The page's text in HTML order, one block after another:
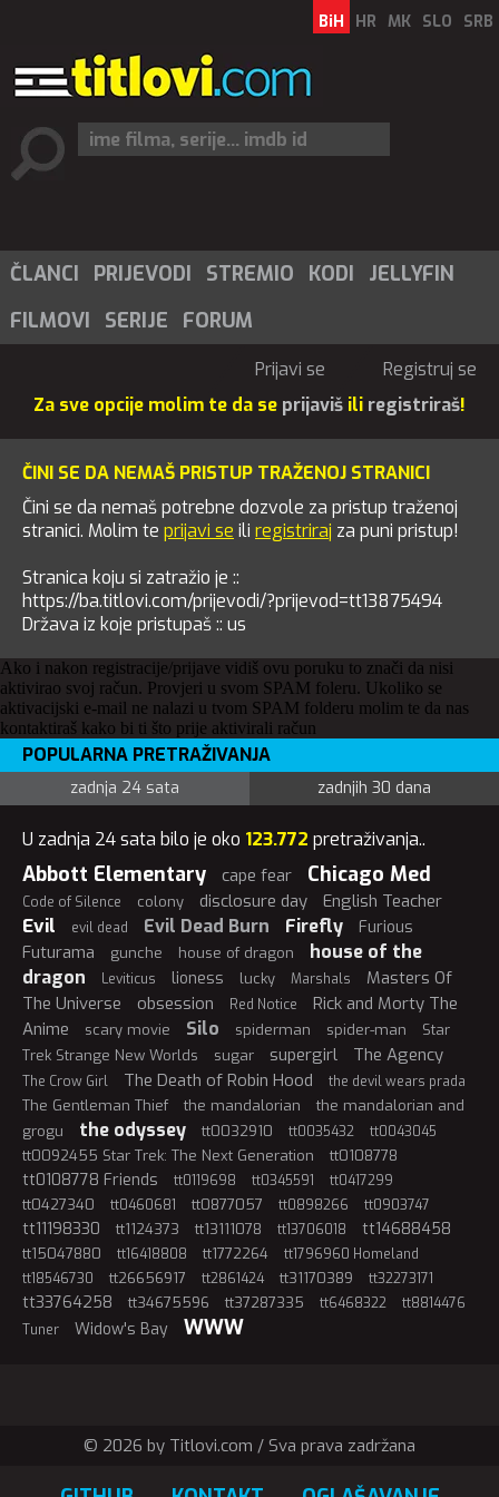
BiH HR MK SLO SRB
ČLANCI PRIJEVODI STREMIO KODI
JELLYFIN
FILMOVI
SERIJE FORUM
Prijavi se
Registruj se
Za sve opcije molim te da se prijaviš ili registriraš!
ČINI SE DA NEMAŠ PRISTUP TRAŽENOJ STRANICI
Čini se da nemaš potrebne dozvole za pristup traženoj
stranici. Molim te prijavi se ili registriraj za puni pristup!
Stranica koju si zatražio je ::
https://ba.titlovi.com/prijevodi/?prijevod=tt13875494
Država iz koje pristupaš :: us
Ako i nakon registracije/prijave vidiš ovu poruku to znači da nisi
aktivirao svoj račun. Provjeri u svom SPAM foleru. Ukoliko se
aktivacijski e-mail ne nalazi u tvom SPAM folderu molim te da nas
kontaktiraš kako bi ti što prije aktivirali račun
POPULARNA PRETRAŽIVANJA
zadnja 24 sata zadnjih 30 dana
U zadnja 24 sata bilo je oko 123.772 pretraživanja..
Abbott Elementary cape fear Chicago Med
Code of Silence colony disclosure day English Teacher
Evil evil dead Evil Dead Burn Firefly Furious
Futurama gunche house of dragon
house of the
dragon
Leviticus lioness lucky Marshals
Masters Of
The Universe
obsession Red Notice
Rick and Morty The
Anime
scary movie Silo spiderman spider-man
Star
Trek Strange New Worlds
sugar supergirl The Agency
The Crow Girl The Death of Robin Hood the devil wears prada
The Gentleman Thief the mandalorian
the mandalorian and
grogu
the odyssey tt0032910 tt0035432 tt0043045
tt0092455 Star Trek: The Next Generation tt0108778
tt0108778 Friends tt0119698 tt0345591 tt0417299
tt0427340 tt0460681 tt0877057 tt0898266 tt0903747
tt11198330 tt1124373 tt13111078 tt13706018 tt14688458
tt15047880 tt16418808 tt1772264
tt1796960 Homeland
tt18546730
tt26656917 tt2861424 tt31170389 tt32273171
tt33764258 tt34675596 tt37287335 tt6468322
tt8814476
Tuner
Widow's Bay WWW
© 2026 by Titlovi.com / Sva prava zadržana